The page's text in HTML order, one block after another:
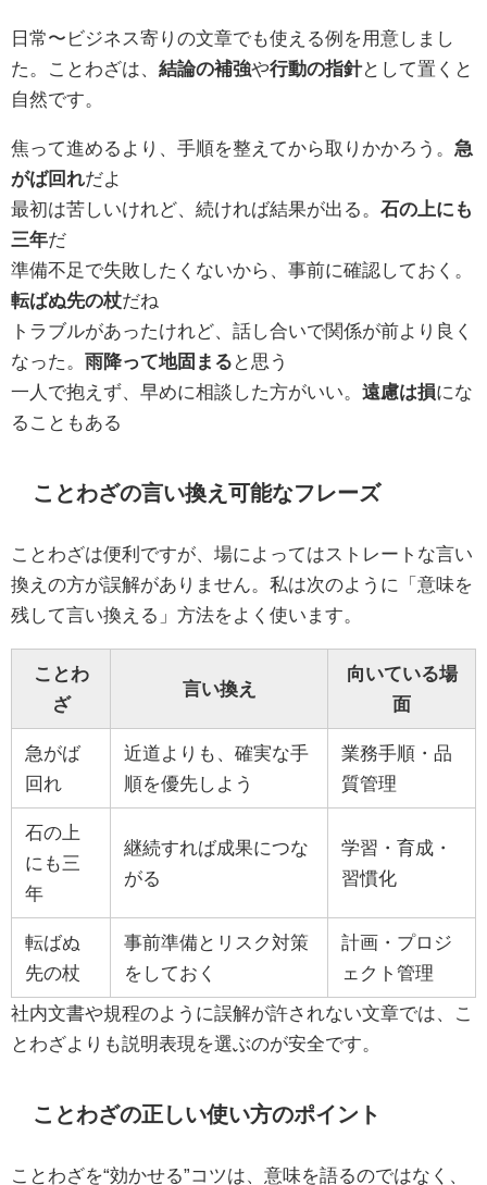
日常〜ビジネス寄りの文章でも使える例を用意しまし
た。ことわざは、 結論の補強や行動の指針として置くと
自然です。
焦って進めるより、手順を整えてから取りかかろう。 急
がば回れだよ
最初は苦しいけれど、続ければ結果が出る。 石の上にも
三年だ
準備不足で失敗したくないから、事前に確認しておく。
転ばぬ先の杖だね
トラブルがあったけれど、話し合いで関係が前より良く
なった。 雨降って地固まる と思う
一人で抱えず、早めに相談した方がいい。 遠慮は損にな
ることもある
ことわざの言い換え可能なフレーズ
ことわざは便利ですが、場によってはストレートな言い
換えの方が誤解がありません。私は次のように「意味を
残して言い換える」方法をよく使います。
ことわ
ざ
言い換え
向いている場
面
急がば
回れ
近道よりも、確実な手
順を優先しよう
業務手順・品
質管理
石の上
にも三
年
継続すれば成果につな
がる
学習・育成・
習慣化
転ばぬ
先の杖
事前準備とリスク対策
をしておく
計画・プロジ
ェクト管理
社内文書や規程のように誤解が許されない文章では、こ
とわざよりも説明表現を選ぶのが安全です。
ことわざの正しい使い方のポイント
ことわざを“効かせる”コツは、意味を語るのではなく、